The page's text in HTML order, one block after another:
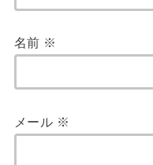
名前 ※
メール ※